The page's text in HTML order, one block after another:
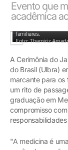
Evento que
acadêmica
familiares.
Foto: Thamiriz
A Cerimônia do
do Brasil (Ulbra)
marcante para os
um rito de
graduação em
compromisso
"A medicina é